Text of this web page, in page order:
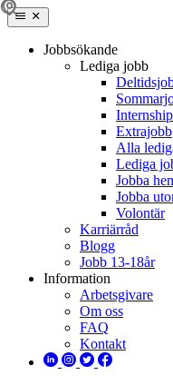
Jobbsökande
Lediga jobb
Internship
Extrajobb
Alla
Lediga
Jobba
Jobba
Volontär
Karriärråd
Blogg
Jobb 13-18år
Information
Arbetsgivare
Om oss
FAQ
Kontakt